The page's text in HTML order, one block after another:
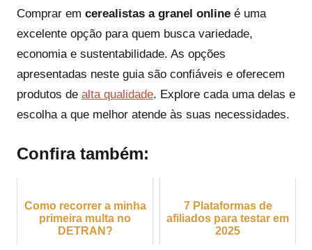
Comprar em cerealistas a granel online é uma
excelente opção para quem busca variedade,
economia e sustentabilidade. As opções
apresentadas neste guia são confiáveis e oferecem
produtos de alta qualidade. Explore cada uma delas e
escolha a que melhor atende às suas necessidades.
Confira também:
Como recorrer a minha
primeira multa no
DETRAN?
7 Plataformas de
afiliados para testar em
2025